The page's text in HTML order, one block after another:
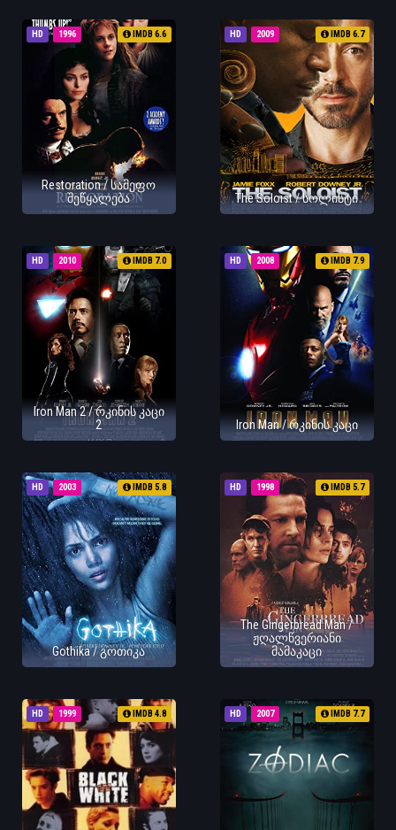
HD 1996 IMDB 6.6
Restoration / სამეფო
შეწყალება
HD 2009 IMDB 6.7
The Soloist / სოლისტი
HD 2010 IMDB 7.0
Iron Man 2 / რკინის კაცი
2
HD 2008 IMDB 7.9
Iron Man / რკინის კაცი
HD 2003 IMDB 5.8
Gothika / გოთიკა
HD 1998 IMDB 5.7
The Gingerbread Man /
ჟღალწვერიანი
მამაკაცი
HD 1999 IMDB 4.8 HD 2007 IMDB 7.7